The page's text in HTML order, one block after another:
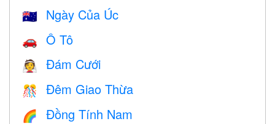
🇦🇺 Ngày Của Úc
🚗 Ô Tô
👰 Đám Cưới
🎊 Đêm Giao Thừa
🌈 Đồng Tính Nam